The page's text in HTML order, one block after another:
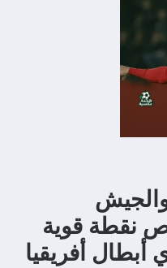
والجيش
نقطة قوية
أبطال أفريقيا